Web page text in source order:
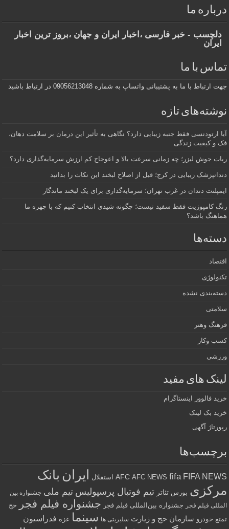
درباره ما
دلچسب - خبر فارسی ،اخبار ایران و جهان ،بروز ترین اخبار
ایران
تماس با ما
جهت ارتباط با ما به پشتیبانی واتساپ به شماره 09056213048 در ارتباط باشید
نوشته‌های تازه
آیا ارتودنسی فقط جنبه زیبایی دارد؟ نگاهی به تأثیر این درمان بر سلامت دهان،
فک و کیفیت زندگی
ربات جوش لیزر؛ چه زمانی سرعت بالا و اعوجاج کم ارزش سرمایه‌گذاری دارد؟
دندانپزشک زیبایی در کرج؛ قبل از اصلاح لبخند این نکات را بدانید
ایمپلنت دندان در غرب تهران؛ سرمایه‌گذاری برای یک لبخند ماندگار
رنگ کامپوزیت فقط سفید نیست؛ چگونه شیدی انتخاب کنیم که با چهره ما
هماهنگ باشد؟
دسته‌ها
اقتصاد
تکنولوژی
دسته‌بندی نشده
سلامتی
فرهنگ وهنر
کسب وکار
ورزشی
لینک های مفید
خرید فالوور اینستاگرام
خرید بک لینک
رپورتاژ آگهی
برچسب‌ها
AFC AFC NEWS fifa FIFA NEWS استقلال ایران بانک
مرکزی بورس تئاتر تیم فوتبال پرسپولیس تیم ملی جشنواره بین
المللی فیلم فجر جشنواره بین‌المللی فیلم فجر جشنواره فیلم فجر
حج
تمتع خودرو سازمان حج و زیارت سلبریتی ها سینما غزه فدراسیون